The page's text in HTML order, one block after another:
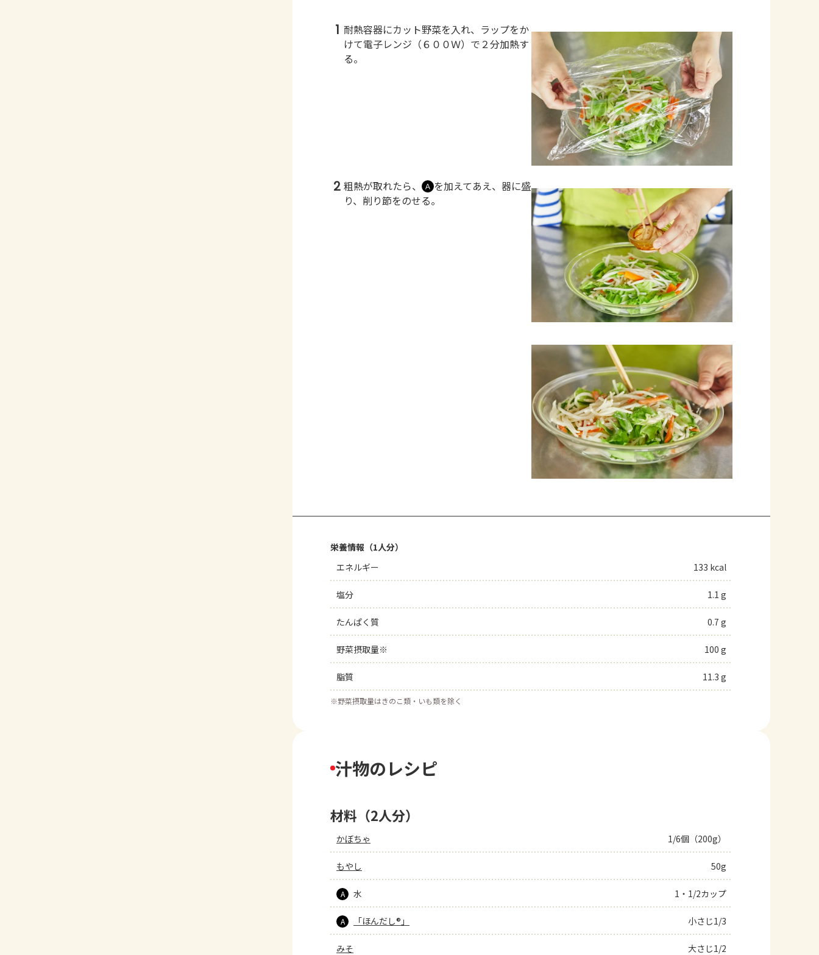
1 耐熱容器にカット野菜を入れ、ラップをか
けて電子レンジ（６００Ｗ）で２分加熱す
る。
2 粗熱が取れたら、 Ａ を加えてあえ、器に盛
り、削り節をのせる。
栄養情報（1人分）
エネルギー
133 kcal
塩分 1.1 g
たんぱく質 0.7 g
野菜摂取量※ 100 g
脂質 11.3 g
※野菜摂取量はきのこ類・いも類を除く
汁物のレシピ
材料（2人分）
かぼちゃ 1/6個（200g）
もやし 50g
A 水 1・1/2カップ
A 「ほんだし®」 小さじ1/3
みそ 大さじ1/2